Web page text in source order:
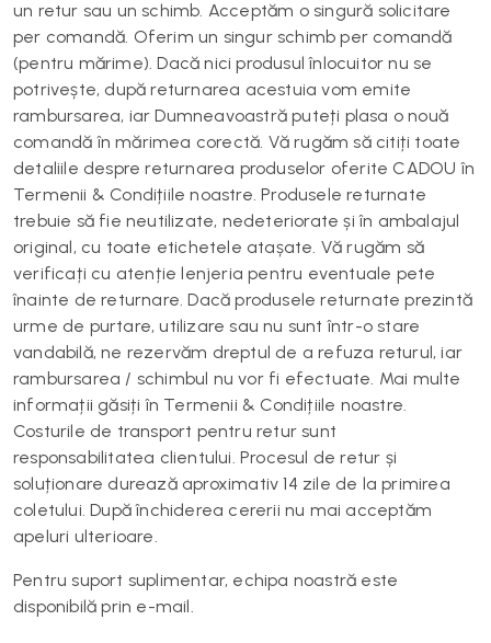
un retur sau un schimb. Acceptăm o singură solicitare
per comandă. Oferim un singur schimb per comandă
(pentru mărime). Dacă nici produsul înlocuitor nu se
potrivește, după returnarea acestuia vom emite
rambursarea, iar Dumneavoastră puteți plasa o nouă
comandă în mărimea corectă. Vă rugăm să citiți toate
detaliile despre returnarea produselor oferite CADOU în
Termenii & Condițiile noastre. Produsele returnate
trebuie să fie neutilizate, nedeteriorate și în ambalajul
original, cu toate etichetele atașate. Vă rugăm să
verificați cu atenție lenjeria pentru eventuale pete
înainte de returnare. Dacă produsele returnate prezintă
urme de purtare, utilizare sau nu sunt într-o stare
vandabilă, ne rezervăm dreptul de a refuza returul, iar
rambursarea / schimbul nu vor fi efectuate. Mai multe
informații găsiți în Termenii & Condițiile noastre.
Costurile de transport pentru retur sunt
responsabilitatea clientului. Procesul de retur și
soluționare durează aproximativ 14 zile de la primirea
coletului. După închiderea cererii nu mai acceptăm
apeluri ulterioare.
Pentru suport suplimentar, echipa noastră este
disponibilă prin e-mail.